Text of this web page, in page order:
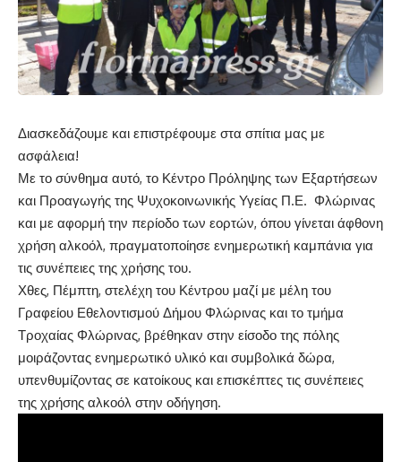
Διασκεδάζουμε και επιστρέφουμε στα σπίτια μας με
ασφάλεια!
Με το σύνθημα αυτό, το Κέντρο Πρόληψης των Εξαρτήσεων
και Προαγωγής της Ψυχοκοινωνικής Υγείας Π.Ε. Φλώρινας
και με αφορμή την περίοδο των εορτών, όπου γίνεται άφθονη
χρήση αλκοόλ, πραγματοποίησε ενημερωτική καμπάνια για
τις συνέπειες της χρήσης του.
Χθες, Πέμπτη, στελέχη του Κέντρου μαζί με μέλη του
Γραφείου Εθελοντισμού Δήμου Φλώρινας και το τμήμα
Τροχαίας Φλώρινας, βρέθηκαν στην είσοδο της πόλης
μοιράζοντας ενημερωτικό υλικό και συμβολικά δώρα,
υπενθυμίζοντας σε κατοίκους και επισκέπτες τις συνέπειες
της χρήσης αλκοόλ στην οδήγηση.